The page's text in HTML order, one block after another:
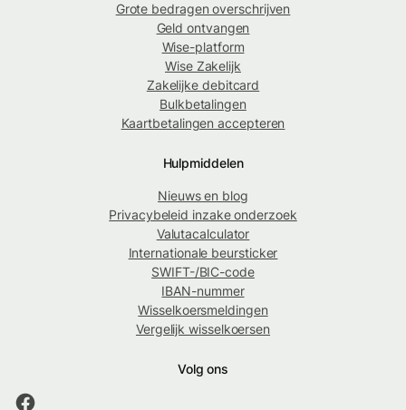
Grote bedragen overschrijven
Geld ontvangen
Wise-platform
Wise Zakelijk
Zakelijke debitcard
Bulkbetalingen
Kaartbetalingen accepteren
Hulpmiddelen
Nieuws en blog
Privacybeleid inzake onderzoek
Valutacalculator
Internationale beursticker
SWIFT-/BIC-code
IBAN-nummer
Wisselkoersmeldingen
Vergelijk wisselkoersen
Volg ons